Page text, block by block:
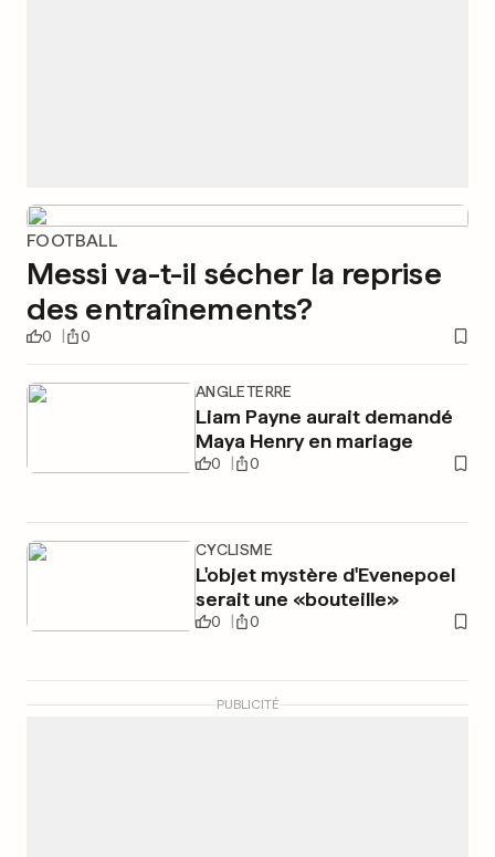
FOOTBALL
Messi va-t-il sécher la reprise
des entraînements?
0 0
ANGLETERRE
Liam Payne aurait demandé
Maya Henry en mariage
0 0
CYCLISME
L'objet mystère d'Evenepoel
serait une «bouteille»
0 0
PUBLICITÉ